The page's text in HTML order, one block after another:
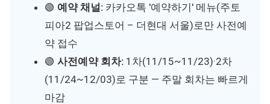
🟢 예약 채널: 카카오톡 '예약하기' 메뉴(주토
피아2 팝업스토어 – 더현대 서울)로만 사전예
약 접수
🟢 사전예약 회차: 1차(11/15~11/23)·2차
(11/24~12/03)로 구분 — 주말 회차는 빠르게
마감